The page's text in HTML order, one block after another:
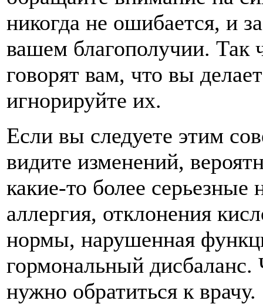
никогда не ошибается, и
вашем благополучии. Так
говорят вам, что вы
игнорируйте их.
Если вы следуете этим
видите изменений,
какие-то более
аллергия, отклонения
нормы, нарушенная
гормональный
нужно обратиться к врачу.